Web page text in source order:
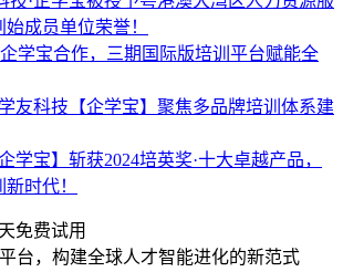
成员单位荣誉！
学宝合作，三期国际版培训平台赋能全
友科技【企学宝】聚焦多品牌培训体系建
学宝】斩获2024培英奖·十大卓越产品，
时代！
免费试用
台，构建全球人才智能进化的新范式